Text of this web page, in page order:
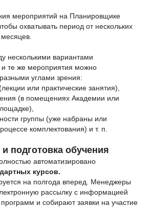
мероприятий на Планировщике
охватывать период от нескольких
несколькими вариантами
и те же мероприятия можно
углами зрения:
или практические занятия),
(в помещениях Академии или
группы (уже набраны или
комплектования) и т. п.
подготовка обучения
автоматизировано
курсов.
на полгода вперед. Менеджеры
рассылку с информацией
и собирают заявки на участие